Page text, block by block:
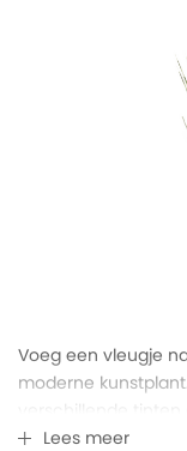
Voeg een vleugje
moderne
voor diegenen die
Lees meer